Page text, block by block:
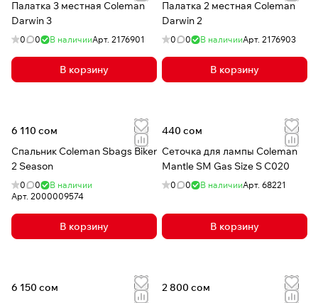
Палатка 3 местная Coleman
Darwin 3
0 0 В наличииАрт. 2176901
В корзину
Палатка 2 местная Coleman
Darwin 2
0 0 В наличииАрт. 2176903
В корзину
6 110 сом
Спальник Coleman Sbags Biker
2 Season
0 0
В наличии
Арт. 2000009574
В корзину
440 сом
Сеточка для лампы Coleman
Mantle SM Gas Size S C020
0 0 В наличииАрт. 68221
В корзину
6 150 сом
2 800 сом